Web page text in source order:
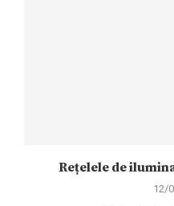
Rețelele de
12/